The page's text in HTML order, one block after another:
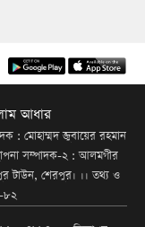
আধার
: মোহাম্মদ জুবায়ের রহমান
সম্পাদক-২ : আলমগীর
টাউন, শেরপুর। ।। তথ্য ও
৮২